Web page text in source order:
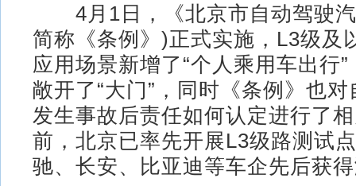
4月1日，《北京市自动驾驶汽
简称《条例》)正式实施，L3级及
应用场景新增了“个人乘用车出行
敞开了“大门”，同时《条例》也
发生事故后责任如何认定进行了
前，北京已率先开展L3级路测试
驰、长安、比亚迪等车企先后获